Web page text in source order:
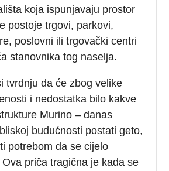
koja ispunjavaju prostor
postoje trgovi, parkovi,
poslovni ili trgovački centri
stanovnika tog naselja.
tvrdnju da će zbog velike
i nedostatka bilo kakve
Murino – danas
budućnosti postati geto,
potrebom da se cijelo
priča tragična je kada se